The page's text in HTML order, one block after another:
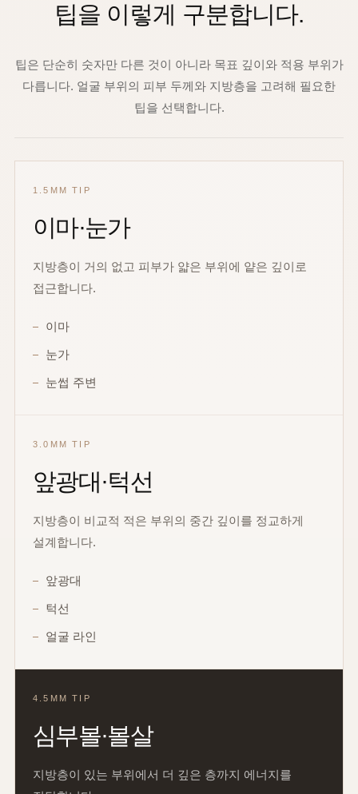
팁을 이렇게 구분합니다.
팁은 단순히 숫자만 다른 것이 아니라 목표 깊이와 적용 부위가
다릅니다. 얼굴 부위의 피부 두께와 지방층을 고려해 필요한
팁을 선택합니다.
1.5MM TIP
이마·눈가
지방층이 거의 없고 피부가 얇은 부위에 얕은 깊이로
접근합니다.
이마
눈가
눈썹 주변
3.0MM TIP
앞광대·턱선
지방층이 비교적 적은 부위의 중간 깊이를 정교하게
설계합니다.
앞광대
턱선
얼굴 라인
4.5MM TIP
심부볼·볼살
지방층이 있는 부위에서 더 깊은 층까지 에너지를